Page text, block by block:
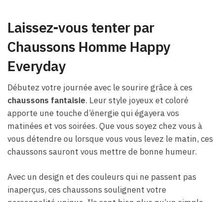
Laissez-vous tenter par
Chaussons Homme Happy
Everyday
Débutez votre journée avec le sourire grâce à ces
chaussons fantaisie. Leur style joyeux et coloré
apporte une touche d’énergie qui égayera vos
matinées et vos soirées. Que vous soyez chez vous à
vous détendre ou lorsque vous vous levez le matin, ces
chaussons sauront vous mettre de bonne humeur.
Avec un design et des couleurs qui ne passent pas
inaperçus, ces chaussons soulignent votre